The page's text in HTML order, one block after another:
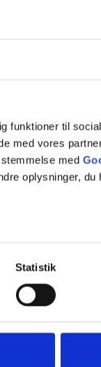
funktioner til
med vores
med
oplysninger,
Statistik